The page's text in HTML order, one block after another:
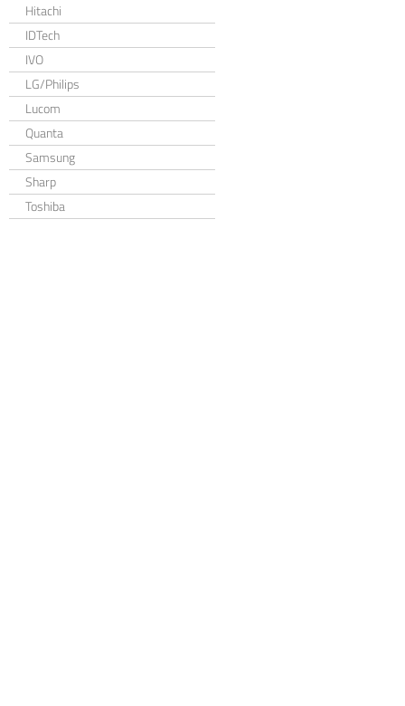
Hitachi
IDTech
IVO
LG/Philips
Lucom
Quanta
Samsung
Sharp
Toshiba